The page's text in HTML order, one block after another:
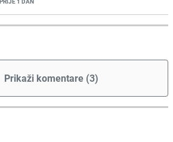
Prikaži komentare (3)